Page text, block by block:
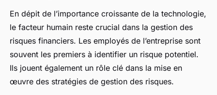
En dépit de l’importance croissante de la technologie,
le facteur humain reste crucial dans la gestion des
risques financiers. Les employés de l’entreprise sont
souvent les premiers à identifier un risque potentiel.
Ils jouent également un rôle clé dans la mise en
œuvre des stratégies de gestion des risques.